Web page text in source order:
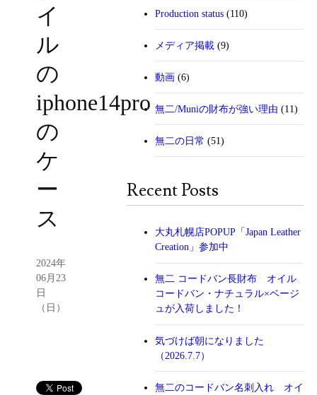
イ
ル
の
iphone14pro
の
ケ
ー
ス
2024年
06月23
日
（日）
Production status (110)
メディア掲載 (9)
動画 (6)
無二/Muniの財布が強い理由 (11)
無二の日常 (51)
Recent Posts
大丸札幌店POPUP「Japan Leather
Creation」参加中
無二 コードバン長財布 オイル
コードバン・ナチュラル×ベージ
ュが入荷しました！
気づけば朝になりました
（2026.7.7）
無二のコードバン名刺入れ オイ